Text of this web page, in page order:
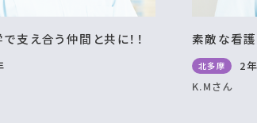
支え合う仲間と共に！！ 素敵な看護
北多摩
2
K.Mさん